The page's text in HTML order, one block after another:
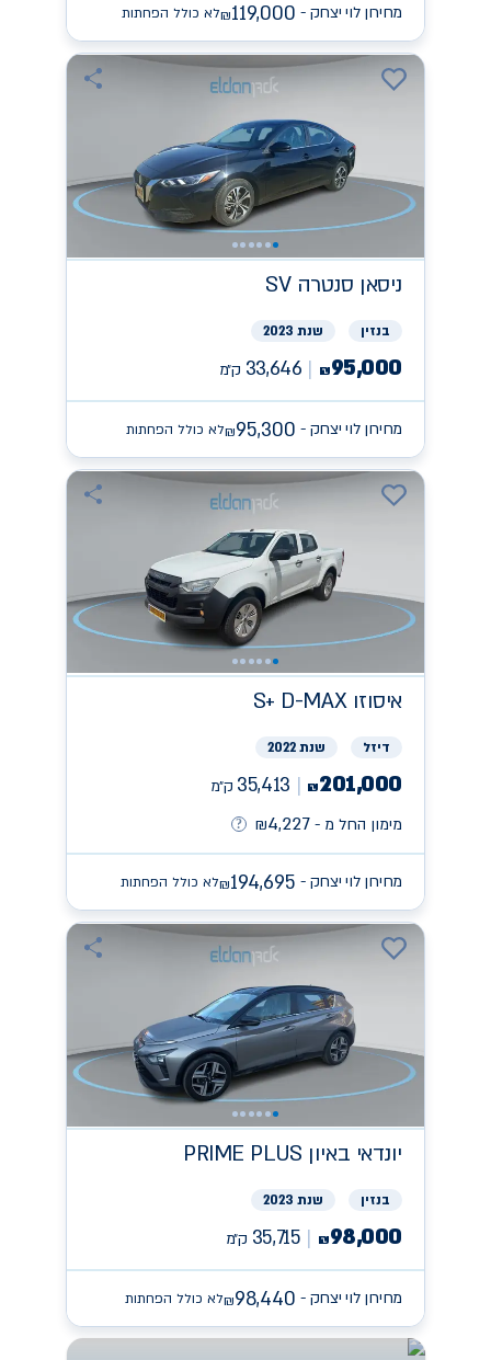
מחירון לוי יצחק - ₪119,000 לא כולל הפחתות
ניסאן SV סנטרה
בנזין שנת 2023
₪95,000
33,646 ק״מ
מחירון לוי יצחק - ₪95,300 לא כולל הפחתות
איסוזוS+ D-MAX
דיזל שנת 2022
₪201,000
35,413 ק״מ
מימון החל מ -
₪4,227
מחירון לוי יצחק - ₪194,695 לא כולל הפחתות
יונדאי PRIME PLUS באיון
בנזין שנת 2023
₪98,000
35,715 ק״מ
מחירון לוי יצחק - ₪98,440 לא כולל הפחתות